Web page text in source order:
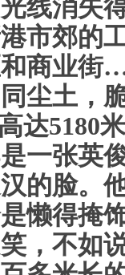
光线消失
市郊的
商业街
尘土，
达5180
一张英
的脸。
懒得掩
，不如